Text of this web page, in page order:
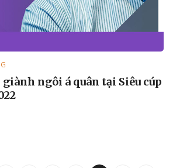
giành ngôi á quân tại Siêu cúp